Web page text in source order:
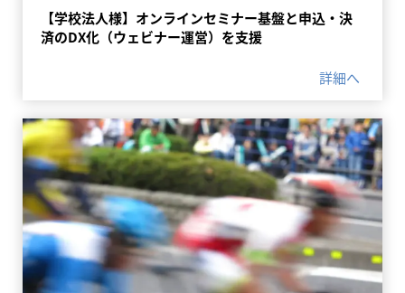
【学校法人様】オンラインセミナー基盤と申込・決
済のDX化（ウェビナー運営）を支援
詳細へ